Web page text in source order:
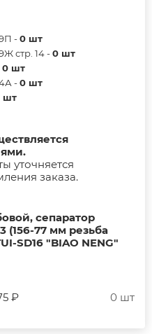
-0 шт
стр. 14 -0 шт
0 шт
-0 шт
шт
уточняется
заказа.
сепаратор
(156-77 мм резьба
SD16 "BIAO NENG"
₽ 0 шт